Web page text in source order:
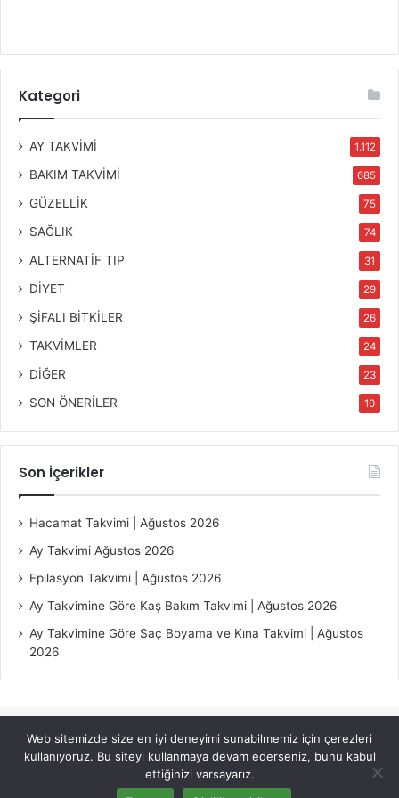
Kategori
AY TAKVİMİ 1.112
BAKIM TAKVİMİ 685
GÜZELLİK 75
SAĞLIK 74
ALTERNATİF TIP 31
DİYET 29
ŞİFALI BİTKİLER 26
TAKVİMLER 24
DİĞER 23
SON ÖNERİLER 10
Son İçerikler
Hacamat Takvimi | Ağustos 2026
Ay Takvimi Ağustos 2026
Epilasyon Takvimi | Ağustos 2026
Ay Takvimine Göre Kaş Bakım Takvimi | Ağustos 2026
Ay Takvimine Göre Saç Boyama ve Kına Takvimi | Ağustos
2026
© Copyright 2026, All Rights Reserved |
Jannah Theme by
TieLabs
Web sitemizde size en iyi deneyimi sunabilmemiz için çerezleri
kullanıyoruz. Bu siteyi kullanmaya devam ederseniz, bunu kabul
ettiğinizi varsayarız.